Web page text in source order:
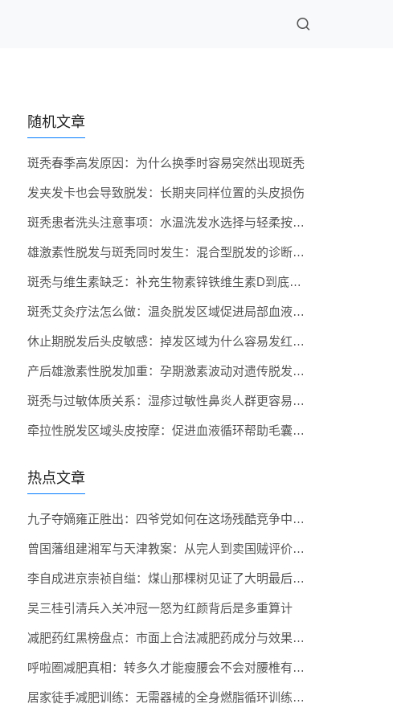
随机文章
斑秃春季高发原因：为什么换季时容易突然出现斑秃
发夹发卡也会导致脱发：长期夹同样位置的头皮损伤
斑秃患者洗头注意事项：水温洗发水选择与轻柔按摩手法
雄激素性脱发与斑秃同时发生：混合型脱发的诊断与治疗
斑秃与维生素缺乏：补充生物素锌铁维生素D到底有没有用
斑秃艾灸疗法怎么做：温灸脱发区域促进局部血液循环
休止期脱发后头皮敏感：掉发区域为什么容易发红发痒
产后雄激素性脱发加重：孕期激素波动对遗传脱发的影响
斑秃与过敏体质关系：湿疹过敏性鼻炎人群更容易斑秃吗
牵拉性脱发区域头皮按摩：促进血液循环帮助毛囊苏醒的手法
热点文章
九子夺嫡雍正胜出：四爷党如何在这场残酷竞争中笑到最后
曾国藩组建湘军与天津教案：从完人到卖国贼评价巨变
李自成进京崇祯自缢：煤山那棵树见证了大明最后时刻
吴三桂引清兵入关冲冠一怒为红颜背后是多重算计
减肥药红黑榜盘点：市面上合法减肥药成分与效果解析
呼啦圈减肥真相：转多久才能瘦腰会不会对腰椎有伤害
居家徒手减肥训练：无需器械的全身燃脂循环训练方案